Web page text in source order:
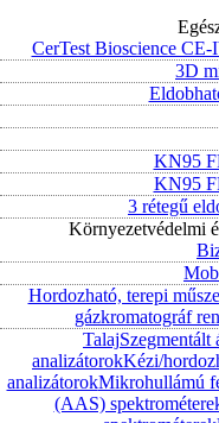
CerTest Bioscience
3D
KN95
KN95
3 rétegű
Környezetvédelmi
Hordozható, terepi
gázkromatográf
TalajSzegmentált
analizátorokKézi/
analizátorokMikrohullámú
(AAS)